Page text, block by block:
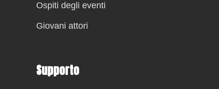
Ospiti degli eventi
Giovani attori
Supporto